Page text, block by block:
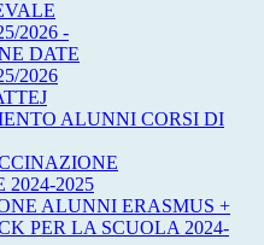
2026 -
DATE
2026
ALUNNI CORSI DI
2025
ALUNNI ERASMUS +
PER LA SCUOLA 2024-